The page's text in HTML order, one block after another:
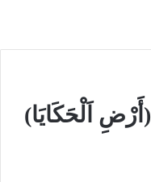
اَلْحَكَايَا)